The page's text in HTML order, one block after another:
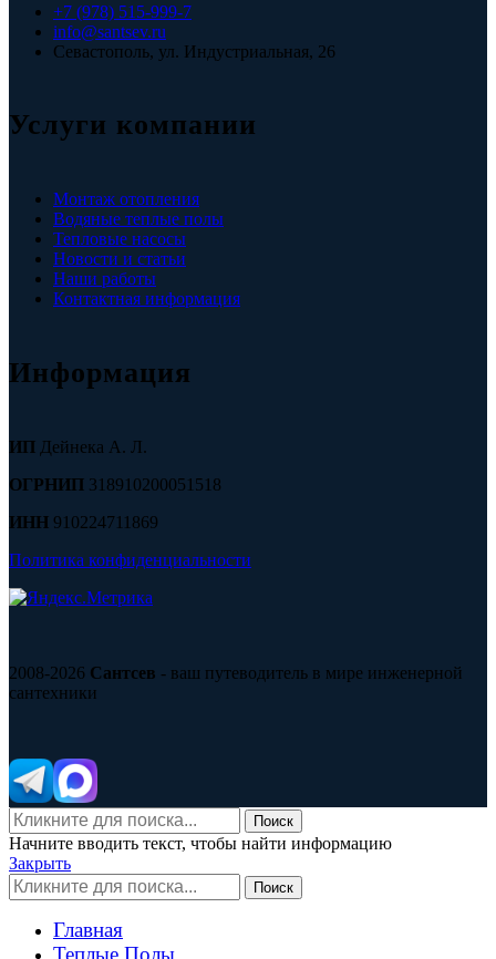
+7 (978) 515-999-7
info@santsev.ru
Севастополь, ул. Индустриальная, 26
Услуги компании
Монтаж отопления
Водяные теплые полы
Тепловые насосы
Новости и статьи
Наши работы
Контактная информация
Информация
ИП Дейнека А. Л.
ОГРНИП 318910200051518
ИНН 910224711869
Политика конфиденциальности
2008-2026 Сантсев - ваш путеводитель в мире инженерной
сантехники
Поиск
Начните вводить текст, чтобы найти информацию
Закрыть
Поиск
Главная
Теплые Полы